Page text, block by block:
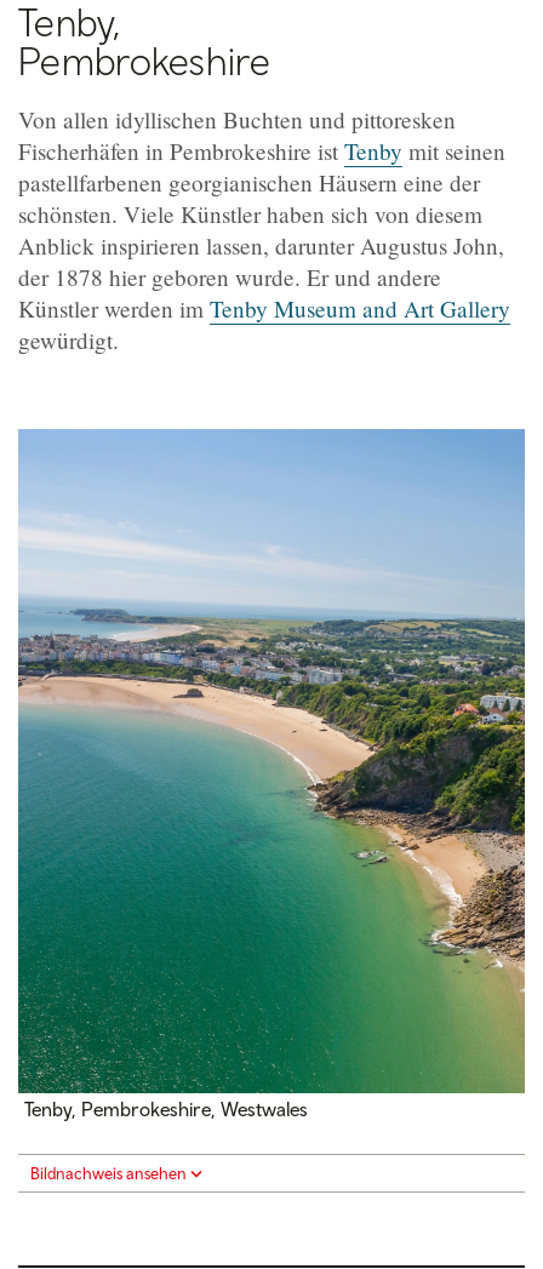
Tenby,
Pembrokeshire
Von allen idyllischen Buchten und pittoresken
Fischerhäfen in Pembrokeshire ist Tenby mit seinen
pastellfarbenen georgianischen Häusern eine der
schönsten. Viele Künstler haben sich von diesem
Anblick inspirieren lassen, darunter Augustus John,
der 1878 hier geboren wurde. Er und andere
Künstler werden im Tenby Museum and Art Gallery
gewürdigt.
Tenby, Pembrokeshire, Westwales
Bildnachweis ansehen